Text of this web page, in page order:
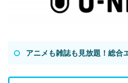
アニメも雑誌も見放題！総合